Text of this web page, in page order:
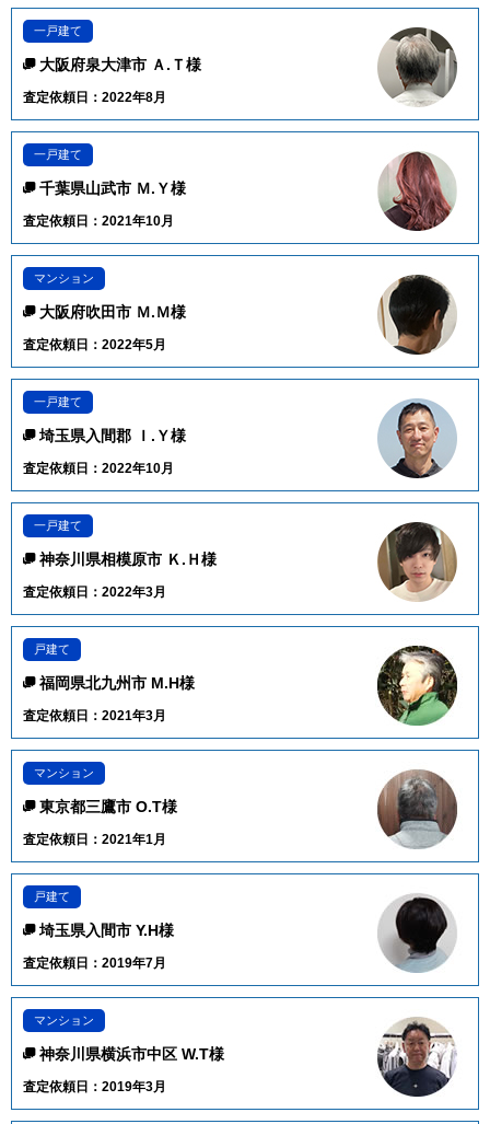
一戸建て
大阪府泉大津市 Ａ.Ｔ様
査定依頼日：2022年8月
一戸建て
千葉県山武市 Ｍ.Ｙ様
査定依頼日：2021年10月
マンション
大阪府吹田市 Ｍ.Ｍ様
査定依頼日：2022年5月
一戸建て
埼玉県入間郡 Ｉ.Ｙ様
査定依頼日：2022年10月
一戸建て
神奈川県相模原市 Ｋ.Ｈ様
査定依頼日：2022年3月
戸建て
福岡県北九州市 M.H様
査定依頼日：2021年3月
マンション
東京都三鷹市 O.T様
査定依頼日：2021年1月
戸建て
埼玉県入間市 Y.H様
査定依頼日：2019年7月
マンション
神奈川県横浜市中区 W.T様
査定依頼日：2019年3月